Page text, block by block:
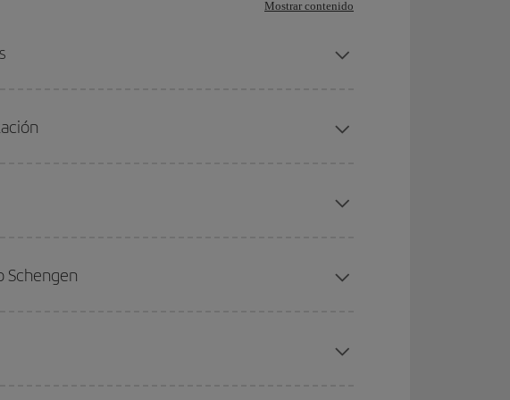
tres citados anteriormente, el Ministerio del Interior contempla la
Mostrar contenido
Schengen